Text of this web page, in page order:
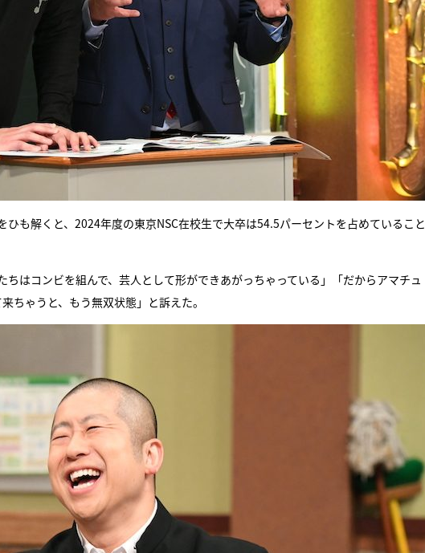
も解くと、2024年度の東京NSC在校生で大卒は54.5パーセントを占めていること
はコンビを組んで、芸人として形ができあがっちゃっている」「だからアマチュ
ちゃうと、もう無双状態」と訴えた。